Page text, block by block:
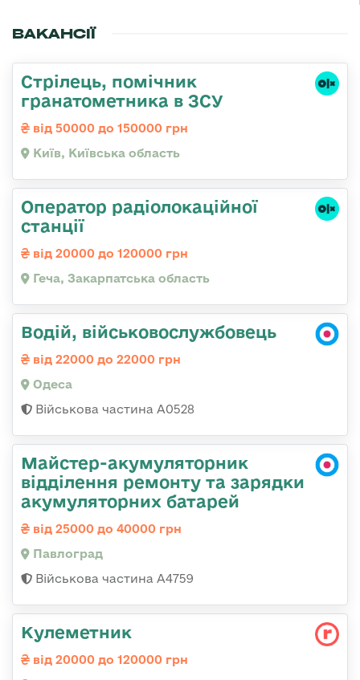
ВАКАНСІЇ
Стрілець, помічник
гранатометника в ЗСУ
від 50000 до 150000 грн
Київ, Київська область
Оператор радіолокаційної
станції
від 20000 до 120000 грн
Геча, Закарпатська область
Водій, військовослужбовець
від 22000 до 22000 грн
Одеса
Військова частина А0528
Майстер-акумуляторник
відділення ремонту та зарядки
акумуляторних батарей
від 25000 до 40000 грн
Павлоград
Військова частина А4759
Кулеметник
від 20000 до 120000 грн